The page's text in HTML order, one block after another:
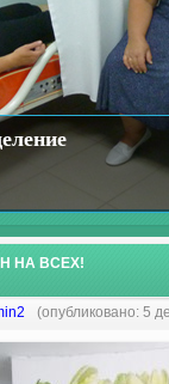
НА ВСЕХ!
(опубликовано: 5